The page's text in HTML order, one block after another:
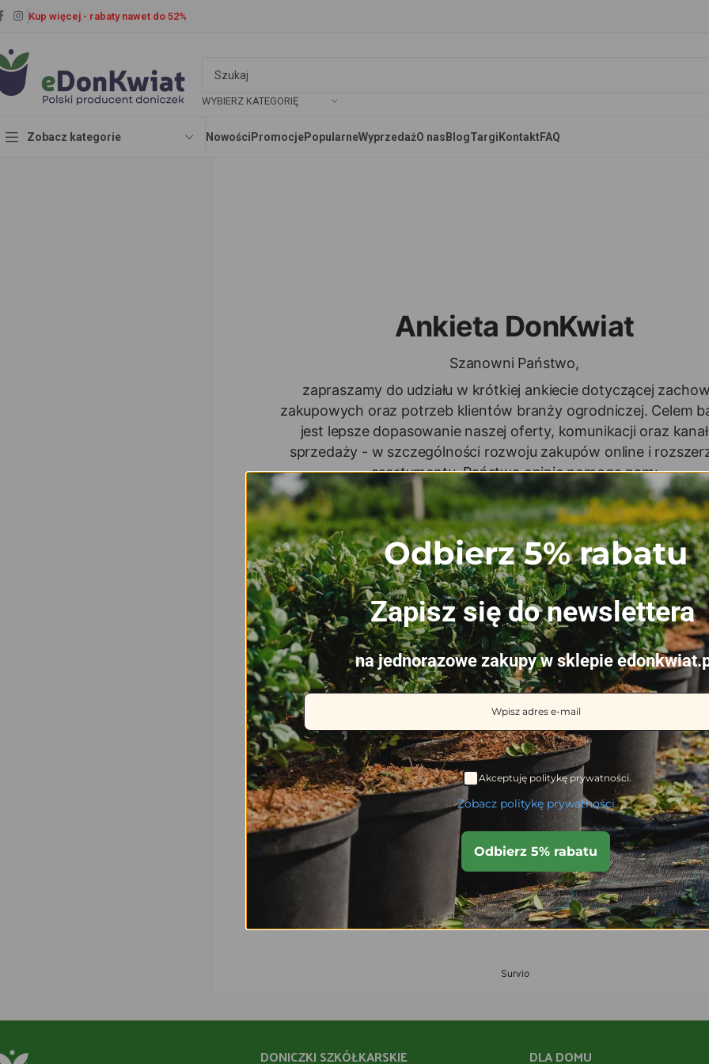
Kup więcej - rabaty nawet do 52%
WYBIERZ KATEGORIĘ
Zobacz kategorie Nowości PromocjePopularneWyprzedażO nas BlogTargi KontaktFAQ
DONICZKI SZKÓŁKARSKIE DLA DOMU
Odbierz 5% rabatu
Zapisz się do newslettera
na jednorazowe zakupy w sklepie
Akceptuję politykę prywatności.
Zobacz politykę prywatności
Odbierz 5% rabatu